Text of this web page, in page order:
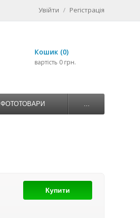
Увійти / Регістрація
Кошик (0)
вартість 0 грн.
ФОТОТОВАРИ ...
Купити